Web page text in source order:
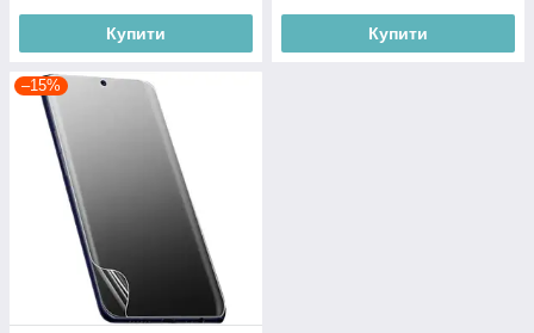
Купити Купити
–15%